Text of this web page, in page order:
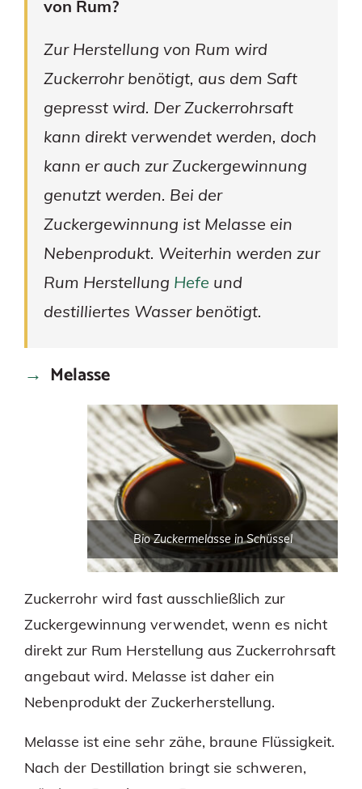
von Rum?
Zur Herstellung von Rum wird
Zuckerrohr benötigt, aus dem Saft
gepresst wird. Der Zuckerrohrsaft
kann direkt verwendet werden, doch
kann er auch zur Zuckergewinnung
genutzt werden. Bei der
Zuckergewinnung ist Melasse ein
Nebenprodukt. Weiterhin werden zur
Rum Herstellung Hefe und
destilliertes Wasser benötigt.
Melasse
Bio Zuckermelasse in Schüssel
Zuckerrohr wird fast ausschließlich zur
Zuckergewinnung verwendet, wenn es nicht
direkt zur Rum Herstellung aus Zuckerrohrsaft
angebaut wird. Melasse ist daher ein
Nebenprodukt der Zuckerherstellung.
Melasse ist eine sehr zähe, braune Flüssigkeit.
Nach der Destillation bringt sie schweren,